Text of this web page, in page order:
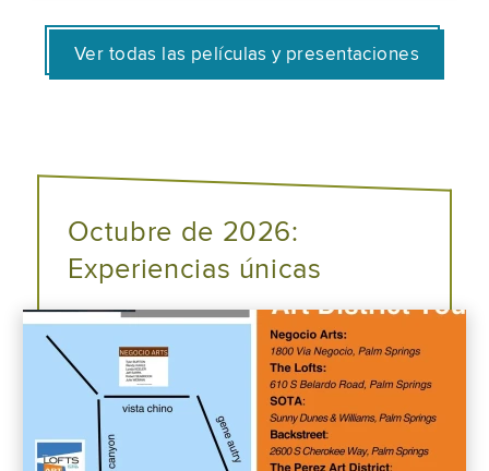
Ver todas las películas y presentaciones
Octubre de 2026:
Experiencias únicas